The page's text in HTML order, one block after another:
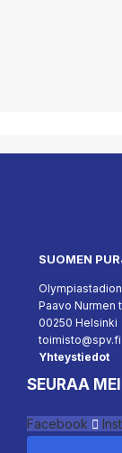
SUOMEN
Olympiastadion
Paavo Nurmen
00250 Helsinki
toimisto@spv.fi
Yhteystiedot
SEURAA
Facebook